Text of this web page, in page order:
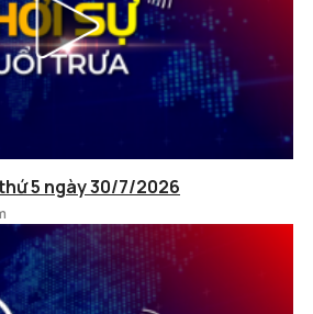
5 ngày 30/7/2026